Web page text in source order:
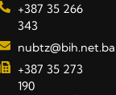
+387 35 266
343
nubtz@bih.net.ba
+387 35 273
190